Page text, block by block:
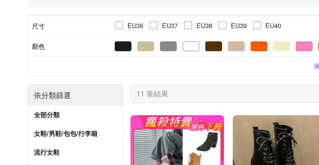
尺寸 EU36 EU37 EU38 EU39 EU40
顏色
超高跟長靴(筒
依分類篩選
全部分類
女鞋/男鞋/包包/行李箱
流行女鞋
11 筆結果